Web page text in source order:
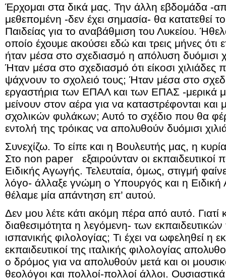
Έρχομαι στα δικά μας. Την άλλη εβδομάδα -
μεθεπομένη -δεν έχει σημασία- θα κατατεθεί
Παιδείας για το αναβάθμιση του Λυκείου.
οποίο έχουμε ακούσει εδώ και τρεις μήνες ότι
ήταν μέσα στο σχεδιασμό η απόλυση δυόμισι
Ήταν μέσα στο σχεδιασμό ότι είκοσι χιλιάδες
ψάχνουν το σχολειό τους; Ήταν μέσα στο
εργαστήρια των ΕΠΑΛ και των ΕΠΑΣ -μερικά
μείνουν στον αέρα για να καταστρέφονται και
σχολικών φυλάκων; Αυτό το σχέδιο που θα
εντολή της τρόικας να απολυθούν δυόμισι
Συνεχίζω. Το είπε και η Βουλευτής μας, η
Στο non paper εξαιρούνταν οι εκπαιδευτικοί
Ειδικής Αγωγής. Τελευταία, όμως, στιγμή
λόγο- άλλαξε γνώμη ο Υπουργός και η Ειδική
θέλαμε μία απάντηση επ’ αυτού.
Δεν μου λέτε κάτι ακόμη πέρα από αυτό.
διαθεσιμότητα η λεγόμενη- των εκπαιδευτικών
ισπανικής φιλολογίας; Τι έχει να ωφεληθεί η
εκπαιδευτικοί της ιταλικής φιλολογίας
ο δρόμος για να απολυθούν μετά και οι
θεολόγοι και πολλοί-πολλοί άλλοι.